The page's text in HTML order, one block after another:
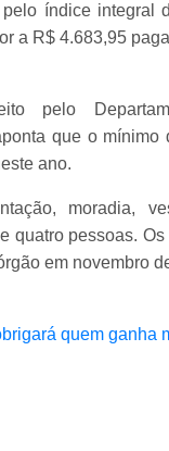
índice integral
a R$ 4.683,95
pelo
que o
ano.
moradia,
quatro pessoas.
em novembro
quem